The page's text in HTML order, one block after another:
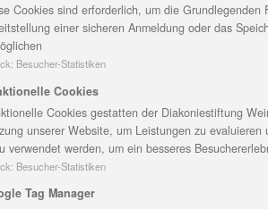
Michaelisschule Bad
den Erhalt der Michaelisschule ein.
Cookies sind erforderlich, um die
einer sicheren Anmeldung oder das
: Besucher-Statistiken
Cookies
Cookies gestatten der Diakoniestiftung
unserer Website, um Leistungen zu
verwendet werden, um ein besseres
: Besucher-Statistiken
Tag Manager